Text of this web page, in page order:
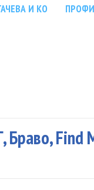
И КО ПРОФИ
Браво, Find